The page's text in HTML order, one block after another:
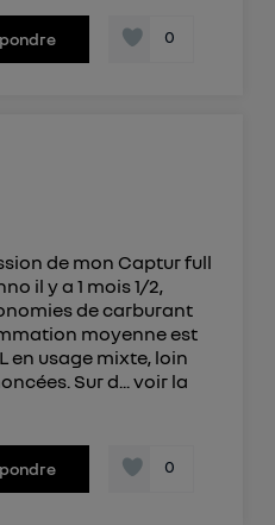
0
de mon Captur full
il y a 1 mois 1/2,
de carburant
moyenne est
en usage mixte, loin
Sur d... voir la
0
personnes utilisant la
consenties se verront
En général :
de l'utilisateur du mobile.
moment retirer ce
veuillez consulter la
sur les données
d'Utiq.